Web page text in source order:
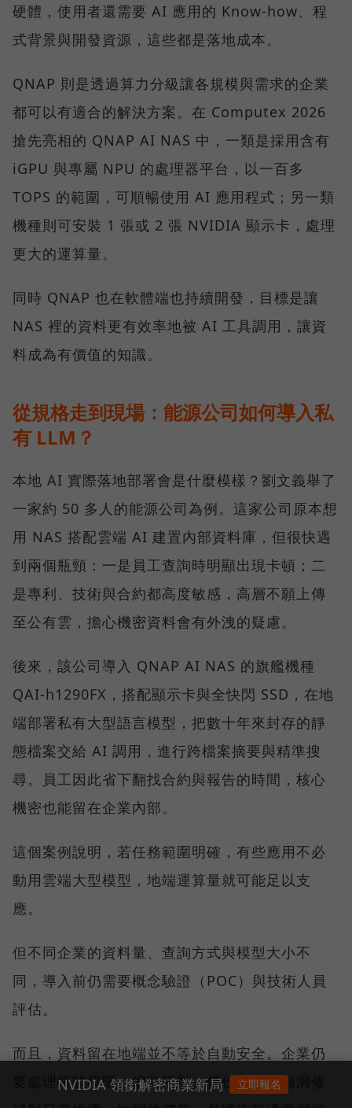
硬體，使用者還需要 AI 應用的 Know-how、程
式背景與開發資源，這些都是落地成本。
QNAP 則是透過算力分級讓各規模與需求的企業
都可以有適合的解決方案。在 Computex 2026
搶先亮相的 QNAP AI NAS 中，一類是採用含有
iGPU 與專屬 NPU 的處理器平台，以一百多
TOPS 的範圍，可順暢使用 AI 應用程式；另一類
機種則可安裝 1 張或 2 張 NVIDIA 顯示卡，處理
更大的運算量。
同時 QNAP 也在軟體端也持續開發，目標是讓
NAS 裡的資料更有效率地被 AI 工具調用，讓資
料成為有價值的知識。
從規格走到現場：能源公司如何導入私
有 LLM？
本地 AI 實際落地部署會是什麼模樣？劉文義舉了
一家約 50 多人的能源公司為例。這家公司原本想
用 NAS 搭配雲端 AI 建置內部資料庫，但很快遇
到兩個瓶頸：一是員工查詢時明顯出現卡頓；二
是專利、技術與合約都高度敏感，高層不願上傳
至公有雲，擔心機密資料會有外洩的疑慮。
後來，該公司導入 QNAP AI NAS 的旗艦機種
QAI-h1290FX，搭配顯示卡與全快閃 SSD，在地
端部署私有大型語言模型，把數十年來封存的靜
態檔案交給 AI 調用，進行跨檔案摘要與精準搜
尋。員工因此省下翻找合約與報告的時間，核心
機密也能留在企業內部。
這個案例說明，若任務範圍明確，有些應用不必
動用雲端大型模型，地端運算量就可能足以支
應。
但不同企業的資料量、查詢方式與模型大小不
同，導入前仍需要概念驗證（POC）與技術人員
評估。
而且，資料留在地端並不等於自動安全。企業仍
要處理帳號權限、網路隔離、備份復原、漏洞修
NVIDIA 領銜解密商業新局 立即報名